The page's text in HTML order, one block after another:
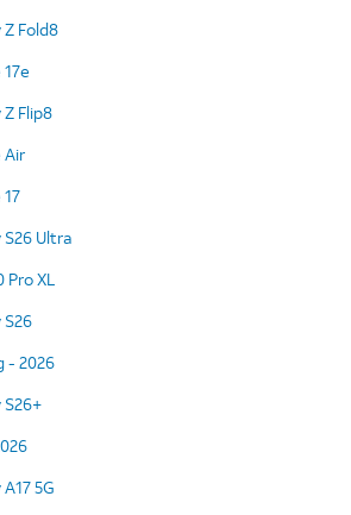
Z Fold8
Z Flip8
Air
S26 Ultra
Pro XL
S26
- 2026
S26+
5G